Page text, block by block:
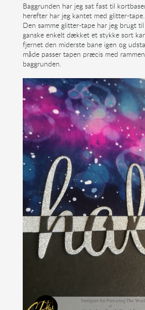
Baggrunden har jeg sat fast til
herefter har jeg kantet med glitter-tape.
Den samme glitter-tape har jeg brugt
ganske enkelt dækket et stykke sort
fjernet den miderste bane igen og
måde passer tapen præcis med
baggrunden.